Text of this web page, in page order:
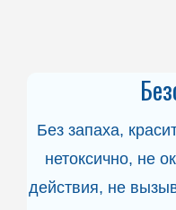
Без запаха,
нетоксично, не
действия, не